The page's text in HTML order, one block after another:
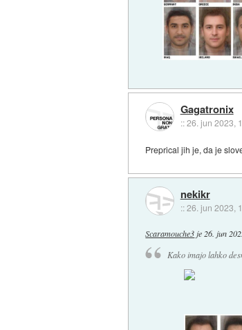
Gagatronix
::26. jun 2023,
Preprical jih je, da je
nekikr
::26. jun 2023,
Scaramouche3je26. jun
Kako imajo lahko